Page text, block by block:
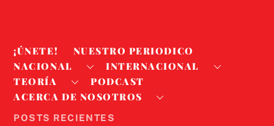
¡ÚNETE!
NUESTRO PERIODICO
NACIONAL
INTERNACIONAL
TEORÍA
PODCAST
ACERCA DE NOSOTROS
POSTS RECIENTES